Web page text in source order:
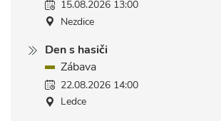
15.08.2026 13:00
Nezdice
Den s hasiči
Zábava
22.08.2026 14:00
Ledce